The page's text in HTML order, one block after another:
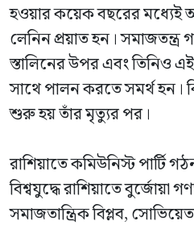
হওয়ার কয়েক বছরের
লেনিন প্রয়াত হন। সমাজতন্ত্র
স্তালিনের উপর এবং তিনিও
সাথে পালন করতে সমর্থ হন।
শুরু হয় তাঁর মৃত্যুর পর।
রাশিয়াতে কমিউনিস্ট পার্টি
বিশ্বযুদ্ধে রাশিয়াতে বুর্জোয়া
সমাজতান্ত্রিক বিপ্লব,